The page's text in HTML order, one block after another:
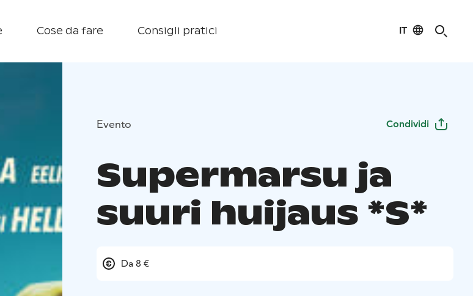
Cose da fare Consigli pratici IT
Evento Condividi
Supermarsu ja
suuri huijaus *S*
Da 8 €